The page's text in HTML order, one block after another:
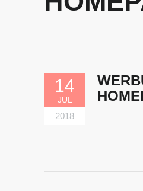
14
JUL
2018